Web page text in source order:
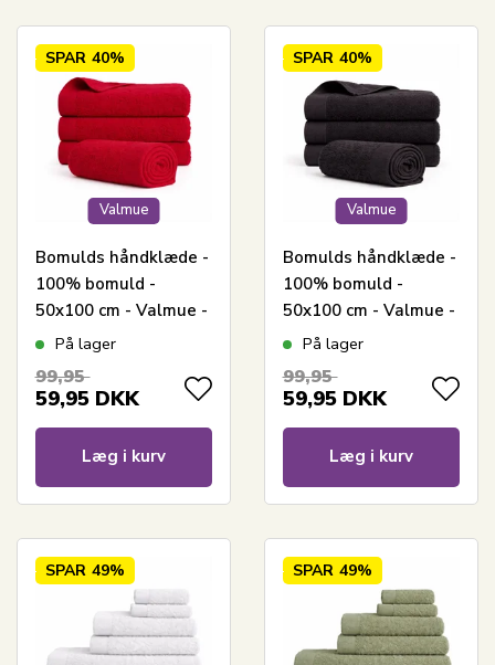
Valmue
SPAR 40%
Bomulds håndklæde -
100% bomuld -
50x100 cm - Valmue -
RødPå lager
99,95
59,95 DKK
Læg i kurv
Valmue
SPAR 40%
Bomulds håndklæde -
100% bomuld -
50x100 cm - Valmue -
SortPå lager
99,95
59,95 DKK
Læg i kurv
SPAR 49% SPAR 49%